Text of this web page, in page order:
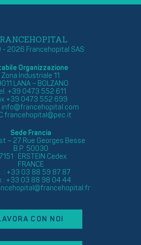
2026 Francehopital SAS
Organizzazione
Zona Industriale 11
LANA – BOLZANO
+39 0473 552 611
+39 0473 552 699
info@francehopital.com
francehopital@pec.it
Sede Francia
– 27 Rue Georges Besse
B.P. 50030
ERSTEIN Cedex
FRANCE
: +33 03 88 59 87 87
: +33 03 88 98 04 44
CON NOI